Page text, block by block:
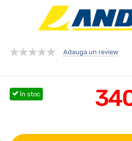
Adauga un review
în stoc